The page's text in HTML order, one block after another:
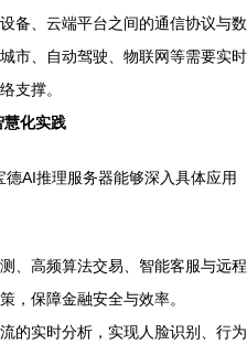
备、云端平台之间的通信协议与数
市、自动驾驶、物联网等需要实时
支撑。
慧化实践
德AI推理服务器能够深入具体应用
、高频算法交易、智能客服与远程
，保障金融安全与效率。
的实时分析，实现人脸识别、行为